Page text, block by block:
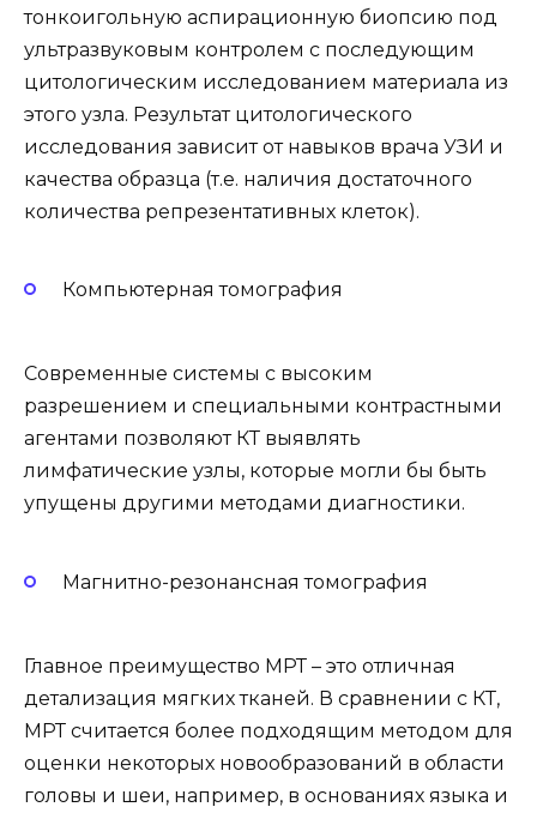
тонкоигольную аспирационную биопсию под
ультразвуковым контролем с последующим
цитологическим исследованием материала из
этого узла. Результат цитологического
исследования зависит от навыков врача УЗИ и
качества образца (т.е. наличия достаточного
количества репрезентативных клеток).
Компьютерная томография
Современные системы с высоким
разрешением и специальными контрастными
агентами позволяют КТ выявлять
лимфатические узлы, которые могли бы быть
упущены другими методами диагностики.
Магнитно-резонансная томография
Главное преимущество МРТ – это отличная
детализация мягких тканей. В сравнении с КТ,
МРТ считается более подходящим методом для
оценки некоторых новообразований в области
головы и шеи, например, в основаниях языка и